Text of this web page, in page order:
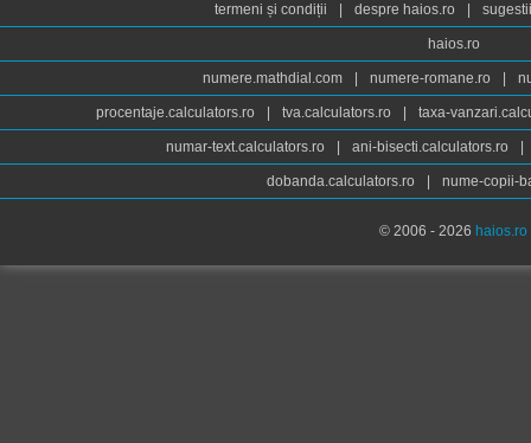
termeni și condiții
despre haios.ro
haios.ro
numere.mathdial.com numere-romane.ro
procentaje.calculators.ro tva.calculators.ro taxa-
numar-text.calculators.ro ani-bisecti.calculators.ro
dobanda.calculators.ro nume-copii-
© 2006 - 2026 haios.ro